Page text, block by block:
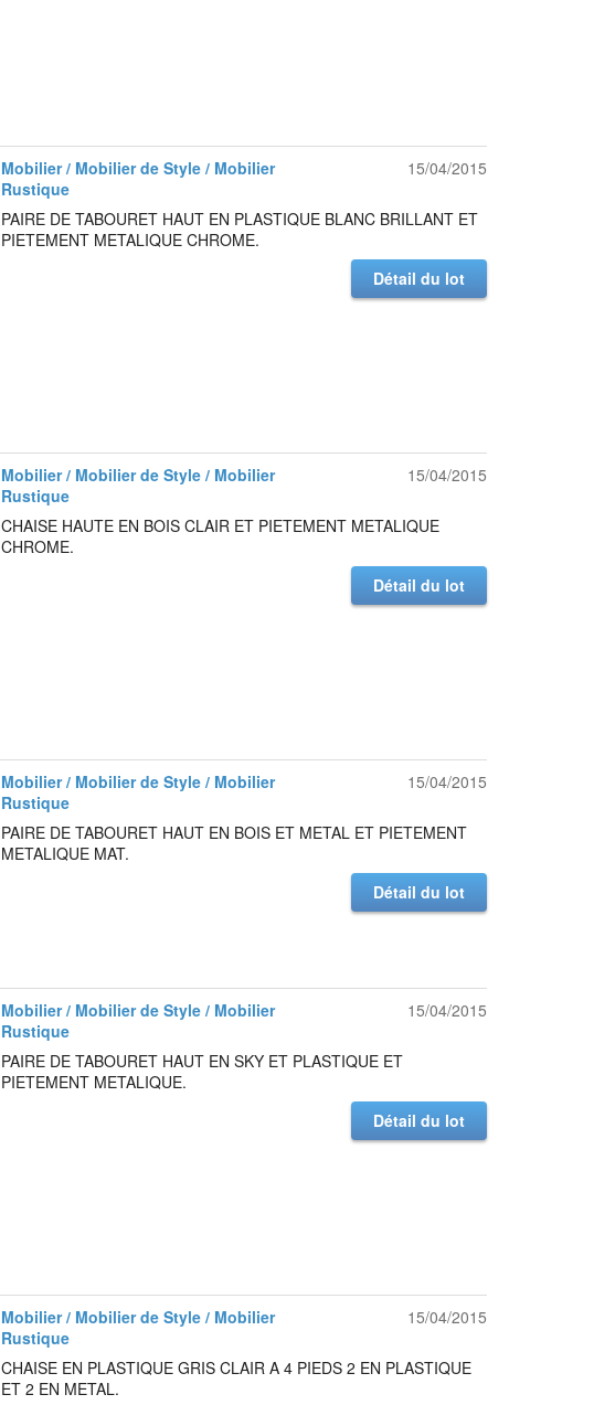
Mobilier / Mobilier de Style / Mobilier
Rustique
15/04/2015
PAIRE DE TABOURET HAUT EN PLASTIQUE BLANC BRILLANT ET
PIETEMENT METALIQUE CHROME.
Détail du lot
Mobilier / Mobilier de Style / Mobilier
Rustique
15/04/2015
CHAISE HAUTE EN BOIS CLAIR ET PIETEMENT METALIQUE
CHROME.
Détail du lot
Mobilier / Mobilier de Style / Mobilier
Rustique
15/04/2015
PAIRE DE TABOURET HAUT EN BOIS ET METAL ET PIETEMENT
METALIQUE MAT.
Détail du lot
Mobilier / Mobilier de Style / Mobilier
Rustique
15/04/2015
PAIRE DE TABOURET HAUT EN SKY ET PLASTIQUE ET
PIETEMENT METALIQUE.
Détail du lot
Mobilier / Mobilier de Style / Mobilier
Rustique
15/04/2015
CHAISE EN PLASTIQUE GRIS CLAIR A 4 PIEDS 2 EN PLASTIQUE
ET 2 EN METAL.